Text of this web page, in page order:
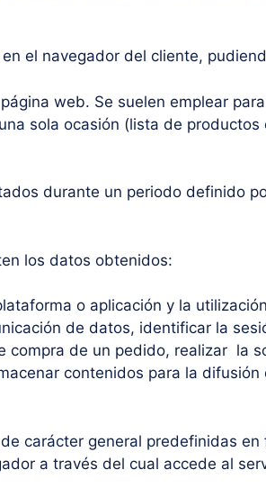
el navegador del cliente,
web. Se suelen emplear
sola ocasión (lista de productos
durante un periodo definido
los datos obtenidos:
o aplicación y la
de datos, identificar la
compra de un pedido, realizar la
contenidos para la difusión
carácter general predefinidas en
a través del cual accede al